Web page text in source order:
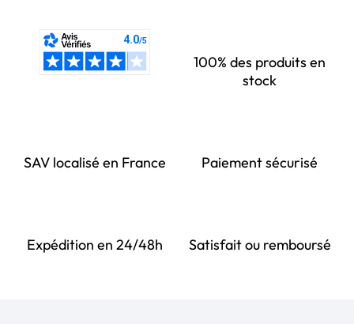
100% des produits en
stock
SAV localisé en France Paiement sécurisé
Expédition en 24/48h Satisfait ou remboursé